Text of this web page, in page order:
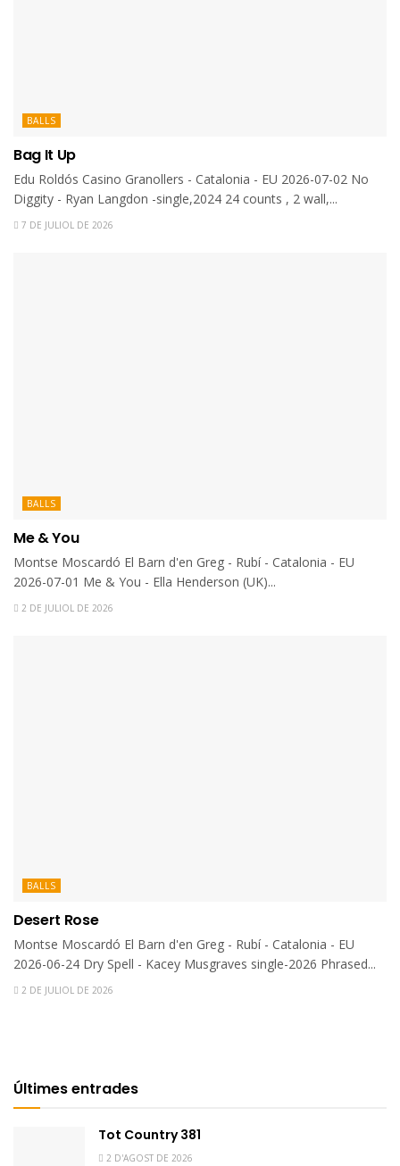
BALLS
Bag It Up
Edu Roldós Casino Granollers - Catalonia - EU 2026-07-02 No
Diggity - Ryan Langdon -single,2024 24 counts , 2 wall,...
7 DE JULIOL DE 2026
BALLS
Me & You
Montse Moscardó El Barn d'en Greg - Rubí - Catalonia - EU
2026-07-01 Me & You - Ella Henderson (UK)...
2 DE JULIOL DE 2026
BALLS
Desert Rose
Montse Moscardó El Barn d'en Greg - Rubí - Catalonia - EU
2026-06-24 Dry Spell - Kacey Musgraves single-2026 Phrased...
2 DE JULIOL DE 2026
Últimes entrades
Tot Country 381
2 D'AGOST DE 2026